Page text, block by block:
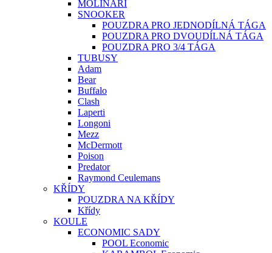
MOLINARI
SNOOKER
POUZDRA PRO JEDNODÍLNÁ TÁGA
POUZDRA PRO DVOUDÍLNÁ TÁGA
POUZDRA PRO 3/4 TÁGA
TUBUSY
Adam
Bear
Buffalo
Clash
Laperti
Longoni
Mezz
McDermott
Poison
Predator
Raymond Ceulemans
KŘÍDY
POUZDRA NA KŘÍDY
Křídy
KOULE
ECONOMIC SADY
POOL Economic